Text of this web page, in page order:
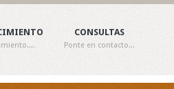
CONSULTAS
Ponte en contacto...